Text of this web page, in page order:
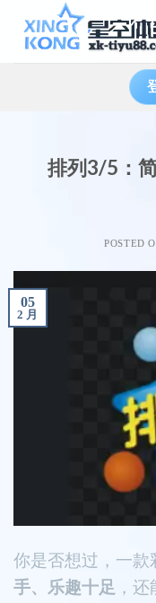
排列3/5：
POSTED
05
2 月
你是否想过，一款
手、乐趣十足 ，